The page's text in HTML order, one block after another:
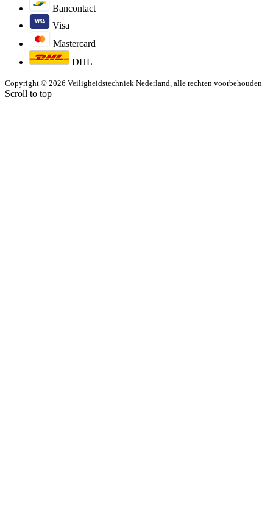
Bancontact
Visa
Mastercard
DHL
Copyright © 2026 Veiligheidstechniek Nederland, alle rechten voorbehouden
Scroll to top